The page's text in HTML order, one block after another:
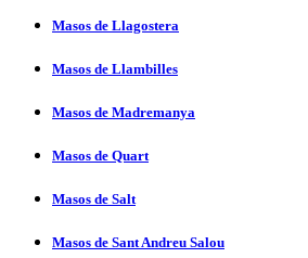
Masos de Llagostera
Masos de Llambilles
Masos de Madremanya
Masos de Quart
Masos de Salt
Masos de Sant Andreu Salou